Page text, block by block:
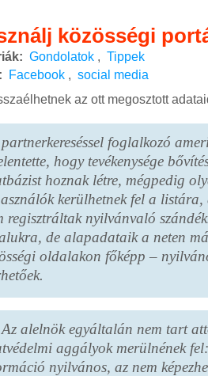
közösségi
Gondolatok , Tippek
Facebook , social media
az ott megosztott
foglalkozó
hogy tevékenysége
hoznak létre, mégpedig
kerülhetnek fel a
regisztráltak nyilvánvaló
de alapadataik a neten
oldalakon főképp –
alelnök egyáltalán nem tart
aggályok merülnének
nyilvános, az nem